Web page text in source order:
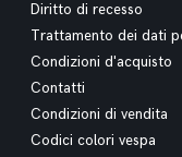
Diritto di recesso
Trattamento dei dati
Condizioni d'acquisto
Contatti
Condizioni di vendita
Codici colori vespa